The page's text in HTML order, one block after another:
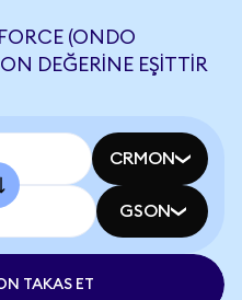
(ONDO
DEĞERINE EŞITTIR
CRMON
GSON
TAKAS ET